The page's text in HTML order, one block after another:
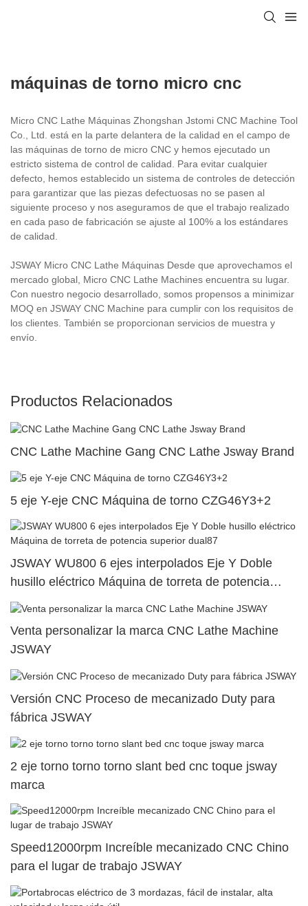
máquinas de torno micro cnc
Micro CNC Lathe Máquinas Zhongshan Jstomi CNC Machine Tool
Co., Ltd. está en la parte delantera de la calidad en el campo de
las máquinas de torno de micro CNC y hemos ejecutado un
estricto sistema de control de calidad. Para evitar cualquier
defecto, hemos establecido un sistema de controles de detección
para garantizar que las piezas defectuosas no se pasen al
siguiente proceso y nos aseguramos de que el trabajo realizado
en cada paso de fabricación se ajuste al 100% a los estándares
de calidad.
JSWAY Micro CNC Lathe Máquinas Desde que aprovechamos el
mercado global, Micro CNC Lathe Machines encuentra su lugar.
Con nuestro negocio desarrollado, somos propensos a minimizar
MOQ en JSWAY CNC Machine para cumplir con los requisitos de
los clientes. También se proporcionan servicios de muestra y
envío.
Productos Relacionados
CNC Lathe Machine Gang CNC Lathe Jsway Brand
5 eje Y-eje CNC Máquina de torno CZG46Y3+2
JSWAY WU800 6 ejes interpolados Eje Y Doble
husillo eléctrico Máquina de torreta de potencia
superior dual87
Venta personalizar la marca CNC Lathe Machine
JSWAY
Versión CNC Proceso de mecanizado Duty para
fábrica JSWAY
2 eje torno torno torno slant bed cnc toque jsway
marca
Speed12000rpm Increíble mecanizado CNC Chino
para el lugar de trabajo JSWAY